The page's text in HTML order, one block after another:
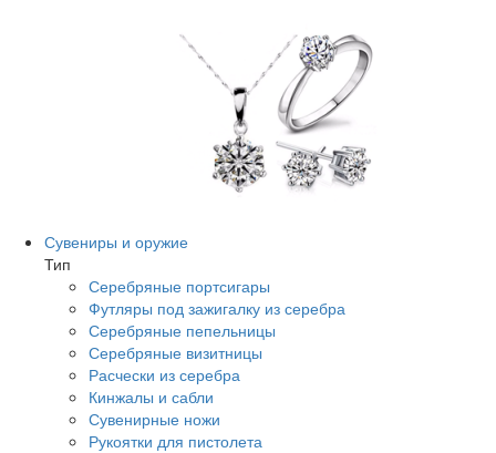
Сувениры и оружие
Тип
Серебряные портсигары
Футляры под зажигалку из серебра
Серебряные пепельницы
Серебряные визитницы
Расчески из серебра
Кинжалы и сабли
Сувенирные ножи
Рукоятки для пистолета